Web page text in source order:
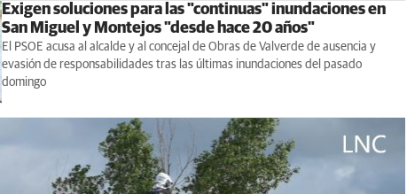
Exigen soluciones para las "continuas" inundaciones en
San Miguel y Montejos "desde hace 20 años"
El PSOE acusa al alcalde y al concejal de Obras de Valverde de ausencia y
evasión de responsabilidades tras las últimas inundaciones del pasado
domingo